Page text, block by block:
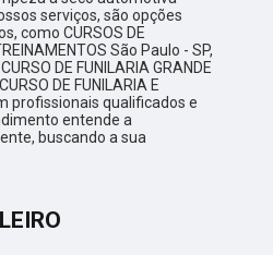
serviços, são opções
como CURSOS DE
São Paulo - SP,
DE FUNILARIA GRANDE
DE FUNILARIA E
profissionais qualificados e
entende a
buscando a sua